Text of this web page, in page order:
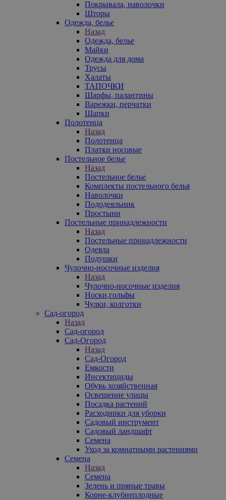
Покрывала, наволочки
Шторы
Одежда, белье
Назад
Одежда, белье
Майки
Одежда для дома
Трусы
Халаты
ТАПОЧКИ
Шарфы, палантины
Варежки, перчатки
Шапки
Полотенца
Назад
Полотенца
Платки носовые
Постельное белье
Назад
Постельное белье
Комплекты постельного белья
Наволочки
Пододеяльник
Простыни
Постельные принадлежности
Назад
Постельные принадлежности
Одеяла
Подушки
Чулочно-носочные изделия
Назад
Чулочно-носочные изделия
Носки,гольфы
Чулки, колготки
Сад-огород
Назад
Сад-огород
Сад-Огород
Назад
Сад-Огород
Емкости
Инсектициды
Обувь хозяйственная
Освещение улицы
Посадка растений
Расходники для уборки
Садовый инструмент
Садовый ландшафт
Семена
Уход за комнатными растениями
Семена
Назад
Семена
Зелень и пряные травы
Корне-клубнеплодные